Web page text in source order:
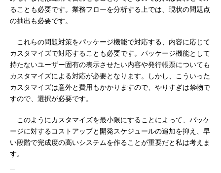
ることも必要です。業務フローを分析する上では、現状の問題点
の抽出も必要です。
これらの問題対策をパッケージ機能で対応する、内容に応じて
カスタマイズで対応することも必要です。パッケージ機能として
持たないユーザー固有の表示させたい内容や発行帳票についても
カスタマイズによる対応が必要となります。しかし、こういった
カスタマイズは意外と費用もかかりますので、やりすぎは禁物で
すので、選択が必要です。
このようにカスタマイズを最小限にすることによって、パッケ
ージに対するコストアップと開発スケジュールの追加を抑え、早
い段階で完成度の高いシステムを作ることが重要だと私は考えま
す。